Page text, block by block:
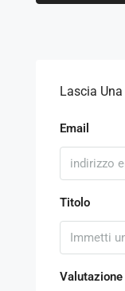
Lascia
Email
Titolo
Valutazione